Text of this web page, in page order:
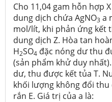
Cho 11,04 gam hỗn hợp
dung dịch chứa AgNO3 a
mol/lít, khi phản ứng kết
dung dịch Z. Hòa tan
H2SO4 đặc nóng dư thu
(sản phẩm khử duy
dư, thu được kết tủa T.
khối lượng không đổi
rắn E. Giá trị của a là: